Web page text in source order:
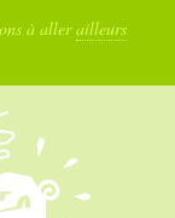
à allerailleurs